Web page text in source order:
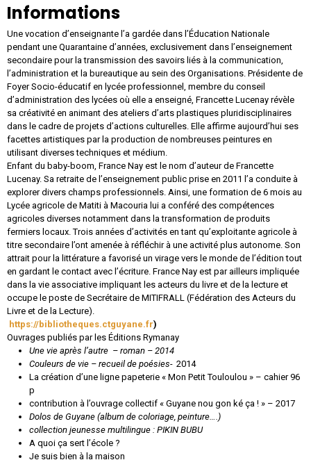
Informations
Une vocation d’enseignante l’a gardée dans l’Éducation Nationale
pendant une Quarantaine d’années, exclusivement dans l’enseignement
secondaire pour la transmission des savoirs liés à la communication,
l’administration et la bureautique au sein des Organisations. Présidente de
Foyer Socio-éducatif en lycée professionnel, membre du conseil
d’administration des lycées où elle a enseigné, Francette Lucenay révèle
sa créativité en animant des ateliers d’arts plastiques pluridisciplinaires
dans le cadre de projets d’actions culturelles. Elle affirme aujourd’hui ses
facettes artistiques par la production de nombreuses peintures en
utilisant diverses techniques et médium.
Enfant du baby-boom, France Nay est le nom d’auteur de Francette
Lucenay. Sa retraite de l’enseignement public prise en 2011 l’a conduite à
explorer divers champs professionnels. Ainsi, une formation de 6 mois au
Lycée agricole de Matiti à Macouria lui a conféré des compétences
agricoles diverses notamment dans la transformation de produits
fermiers locaux. Trois années d’activités en tant qu’exploitante agricole à
titre secondaire l’ont amenée à réfléchir à une activité plus autonome. Son
attrait pour la littérature a favorisé un virage vers le monde de l’édition tout
en gardant le contact avec l’écriture. France Nay est par ailleurs impliquée
dans la vie associative impliquant les acteurs du livre et de la lecture et
occupe le poste de Secrétaire de MITIFRALL (Fédération des Acteurs du
Livre et de la Lecture).
https://bibliotheques.ctguyane.fr)
Ouvrages publiés par les Éditions Rymanay
Une vie après l’autre – roman – 2014
Couleurs de vie – recueil de poésies- 2014
La création d’une ligne papeterie « Mon Petit Touloulou » – cahier 96
p
contribution à l’ouvrage collectif « Guyane nou gon ké ça ! » – 2017
Dolos de Guyane (album de coloriage, peinture….)
collection jeunesse multilingue : PIKIN BUBU
A quoi ça sert l’école ?
Je suis bien à la maison